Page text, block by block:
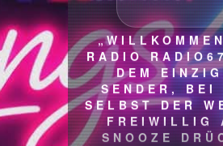
RADIO
DEM
SENDER, BEI
SELBST DER
FREIWILLIG
SNOOZE